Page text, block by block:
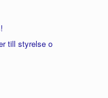
till styrelse o